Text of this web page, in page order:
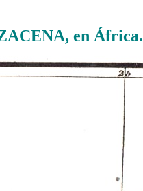
en África.